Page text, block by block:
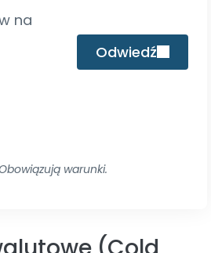
na
Odwiedź
warunki.